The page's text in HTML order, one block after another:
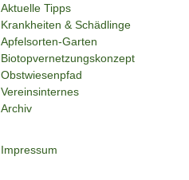
Aktuelle Tipps
Krankheiten & Schädlinge
Apfelsorten-Garten
Biotopvernetzungskonzept
Obstwiesenpfad
Vereinsinternes
Archiv
Impressum